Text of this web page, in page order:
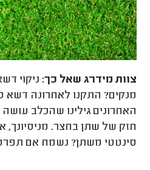
צוות מידרג שאל כך: ניקוי
מנקים? התקנו לאחרונה דשא
האחרונים גילינו שהכלב
חזק של שתן בחצר. מניסיונך,
סינטטי משתן? נשמח אם